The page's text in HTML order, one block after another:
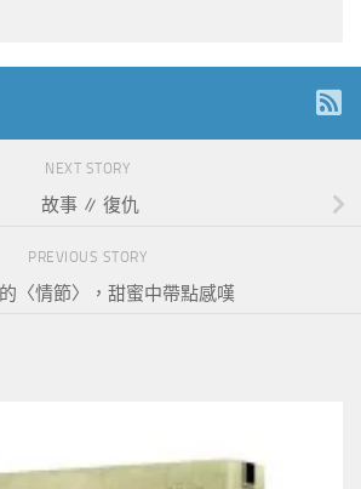
NEXT STORY
故事 ∥ 復仇
PREVIOUS STORY
〈情節〉，甜蜜中帶點感嘆